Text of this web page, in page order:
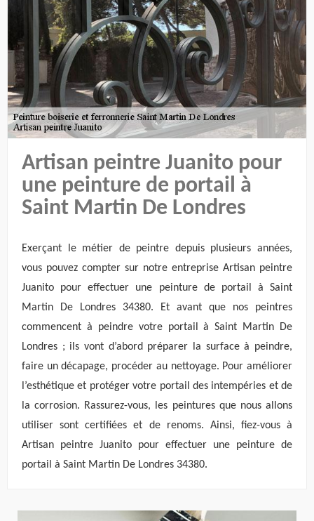
Artisan peintre Juanito pour
une peinture de portail à
Saint Martin De Londres
Exerçant le métier de peintre depuis plusieurs années,
vous pouvez compter sur notre entreprise Artisan peintre
Juanito pour effectuer une peinture de portail à Saint
Martin De Londres 34380. Et avant que nos peintres
commencent à peindre votre portail à Saint Martin De
Londres ; ils vont d’abord préparer la surface à peindre,
faire un décapage, procéder au nettoyage. Pour améliorer
l’esthétique et protéger votre portail des intempéries et de
la corrosion. Rassurez-vous, les peintures que nous allons
utiliser sont certifiées et de renoms. Ainsi, fiez-vous à
Artisan peintre Juanito pour effectuer une peinture de
portail à Saint Martin De Londres 34380.